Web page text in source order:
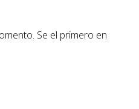
Se el primero en